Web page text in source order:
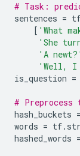
# Task:
sentences =
[ 'What
'She
'A newt?'
'Well, I
is_question =
#
hash_buckets =
words = tf.
hashed_words =